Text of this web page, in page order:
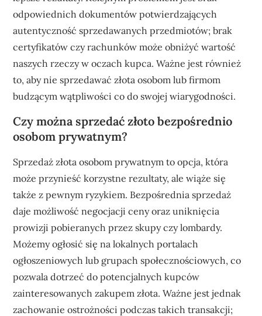
odpowiednich dokumentów potwierdzających
autentyczność sprzedawanych przedmiotów; brak
certyfikatów czy rachunków może obniżyć wartość
naszych rzeczy w oczach kupca. Ważne jest również
to, aby nie sprzedawać złota osobom lub firmom
budzącym wątpliwości co do swojej wiarygodności.
Czy można sprzedać złoto bezpośrednio
osobom prywatnym?
Sprzedaż złota osobom prywatnym to opcja, która
może przynieść korzystne rezultaty, ale wiąże się
także z pewnym ryzykiem. Bezpośrednia sprzedaż
daje możliwość negocjacji ceny oraz uniknięcia
prowizji pobieranych przez skupy czy lombardy.
Możemy ogłosić się na lokalnych portalach
ogłoszeniowych lub grupach społecznościowych, co
pozwala dotrzeć do potencjalnych kupców
zainteresowanych zakupem złota. Ważne jest jednak
zachowanie ostrożności podczas takich transakcji;